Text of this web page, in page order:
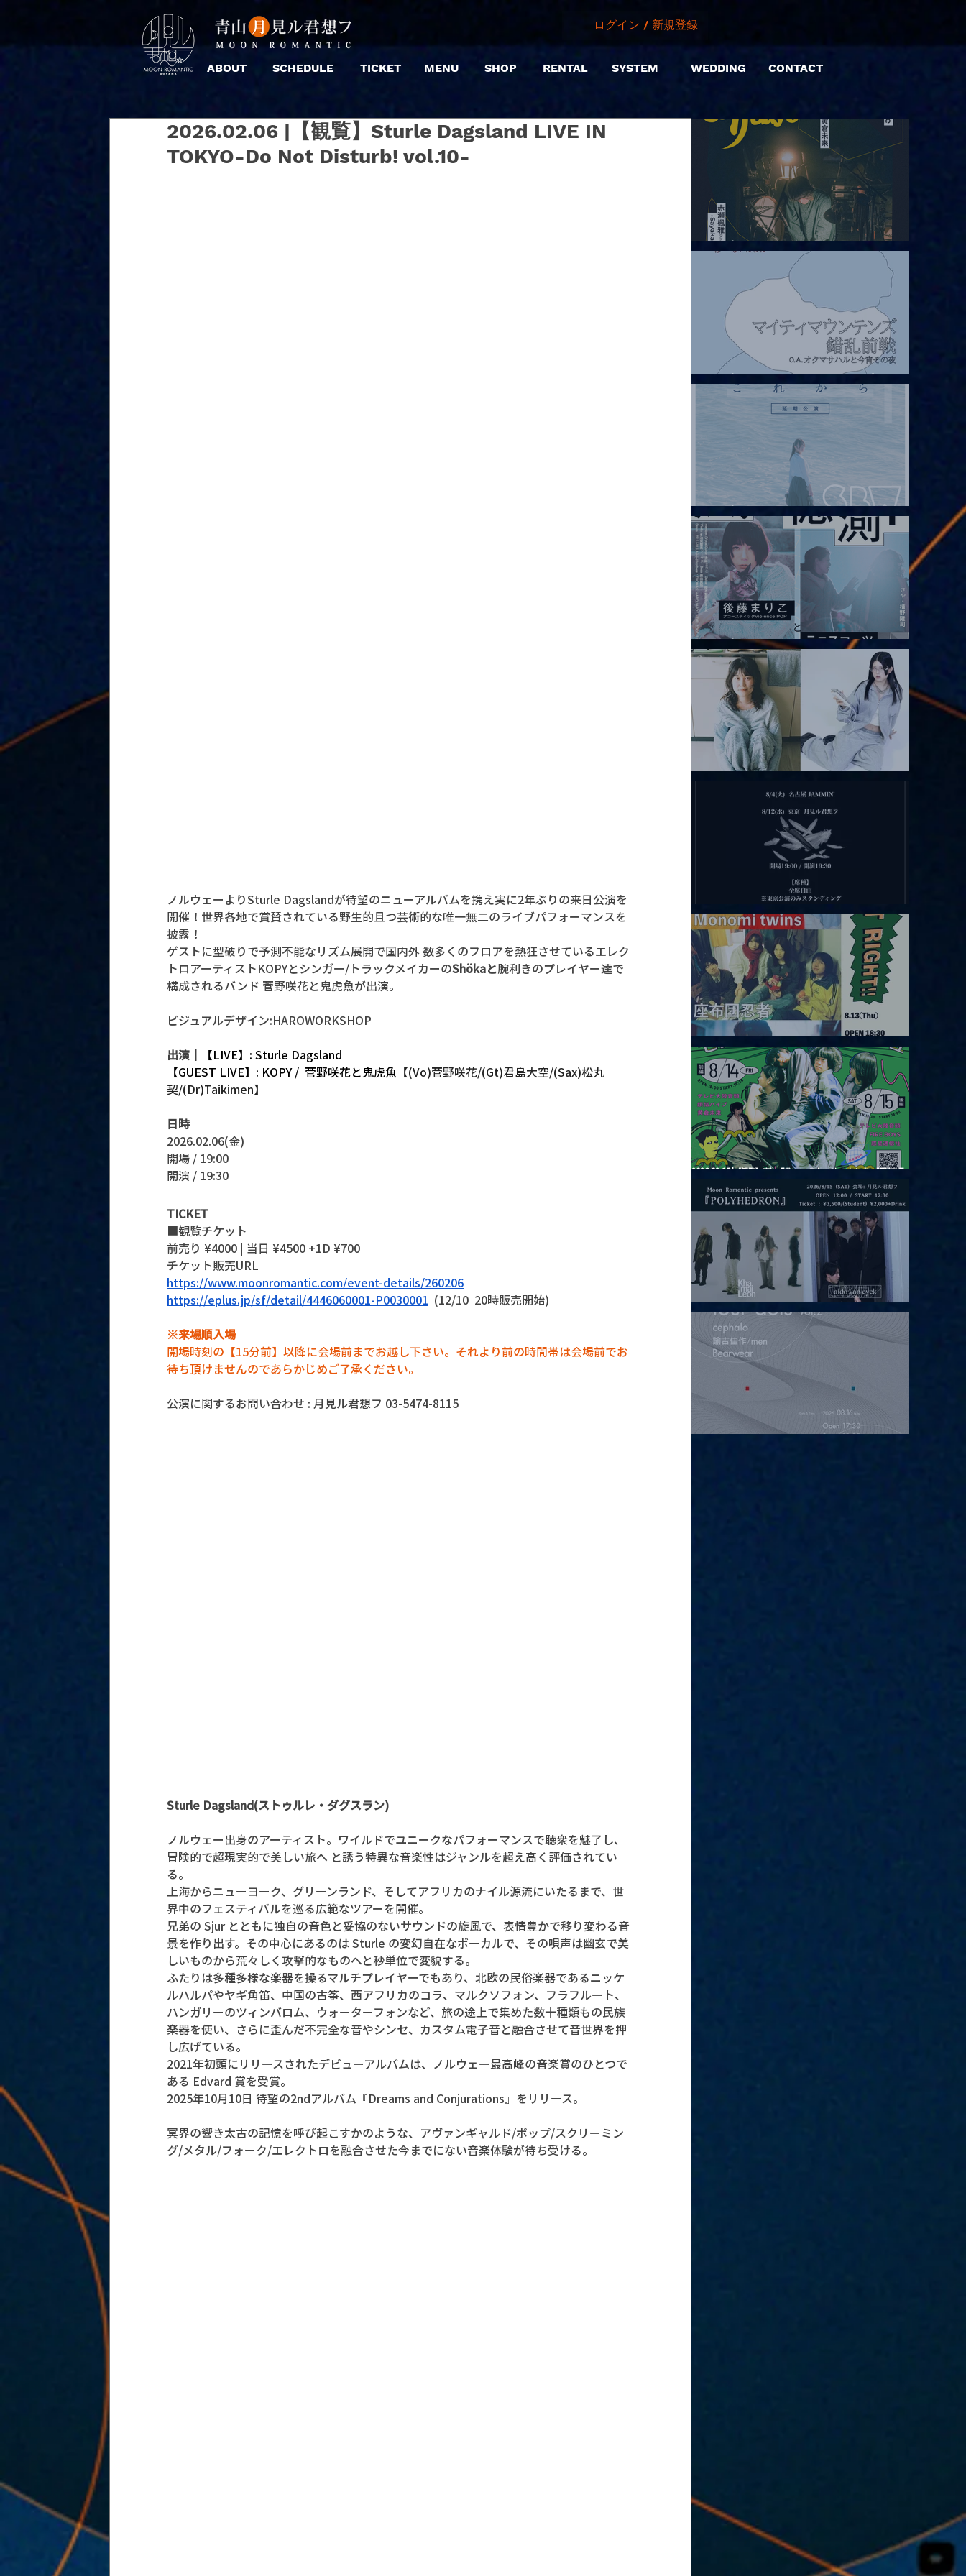
ABOUT SCHEDULE TICKET MENU SHOP
ログイン / 新規登録
RENTAL SYSTEM WEDDING CONTACT
2026.02.06 |【観覧】Sturle Dagsland LIVE IN
TOKYO-Do Not Disturb! vol.10-
ノルウェーよりSturle Dagslandが待望のニューアルバムを携え実に2年ぶりの来日公演を
開催！世界各地で賞賛されている野生的且つ芸術的な唯一無二のライブパフォーマンスを
披露！
ゲストに型破りで予測不能なリズム展開で国内外 数多くのフロアを熱狂させているエレク
トロアーティストKOPYとシンガー/トラックメイカーのShökaと腕利きのプレイヤー達で
構成されるバンド 菅野咲花と鬼虎魚が出演。
ビジュアルデザイン:HAROWORKSHOP
出演｜
【LIVE】: Sturle Dagsland
【GUEST LIVE】: KOPY /  菅野咲花と鬼虎魚 【(Vo)菅野咲花/(Gt)君島大空/(Sax)松丸
契/(Dr)Taikimen】
日時
2026.02.06(金)
開場 / 19:00
開演 / 19:30
TICKET
■観覧チケット
前売り ¥4000 | 当日 ¥4500 +1D ¥700
チケット販売URL
https://www.moonromantic.com/event-details/260206
https://eplus.jp/sf/detail/4446060001-P0030001 (12/10  20時販売開始)
※来場順入場
開場時刻の【15分前】以降に会場前までお越し下さい。それより前の時間帯は会場前でお
待ち頂けませんのであらかじめご了承ください。
公演に関するお問い合わせ : 月見ル君想フ 03-5474-8115
Sturle Dagsland(ストゥルレ・ダグスラン)
ノルウェー出身のアーティスト。ワイルドでユニークなパフォーマンスで聴衆を魅了し、
冒険的で超現実的で美しい旅へ と誘う特異な音楽性はジャンルを超え高く評価されてい
る。
上海からニューヨーク、グリーンランド、そしてアフリカのナイル源流にいたるまで、世
界中のフェスティバルを巡る広範なツアーを開催。
兄弟の Sjur とともに独自の音色と妥協のないサウンドの旋風で、表情豊かで移り変わる音
景を作り出す。その中心にあるのは Sturle の変幻自在なボーカルで、その唄声は幽玄で美
しいものから荒々しく攻撃的なものへと秒単位で変貌する。
ふたりは多種多様な楽器を操るマルチプレイヤーでもあり、北欧の民俗楽器であるニッケ
ルハルパやヤギ角笛、中国の古筝、西アフリカのコラ、マルクソフォン、フラフルート、
ハンガリーのツィンバロム、ウォーターフォンなど、旅の途上で集めた数十種類もの民族
楽器を使い、さらに歪んだ不完全な音やシンセ、カスタム電子音と融合させて音世界を押
し広げている。
2021年初頭にリリースされたデビューアルバムは、ノルウェー最高峰の音楽賞のひとつで
ある Edvard 賞を受賞。
2025年10月10日 待望の2ndアルバム『Dreams and Conjurations』をリリース。
冥界の響き太古の記憶を呼び起こすかのような、アヴァンギャルド/ポップ/スクリーミン
グ/メタル/フォーク/エレクトロを融合させた今までにない音楽体験が待ち受ける。
2026.08.06 |【観覧】hamachiまつり2026２days-月見ル君想フ編
2026.08.07 |【観覧】マイティマウンテンズpresents. “HALL-IN-
2026.08.08 |【観覧】Oaiko pre.「これから」延期公演 Blurred
City Lights × 17歳とベルリンの壁
2026.08.10 |【観覧】「巷のmyストーリー/風の憶測1～後藤まりこ
アコースティックviolence POPとテニスコーツ」
2026.08.12 |【観覧】田澤孝介 ソロワンマン 「Ballad Box 2026」
2026.08.13 |【観覧】JUST RIGHT!! vol.26
2026.08.15 |【観覧】夜）『巷のmyストーリー/センター"訳"フラ
2026.08.15 |【観覧】昼）月見ルpre.『POLYHEDRON』